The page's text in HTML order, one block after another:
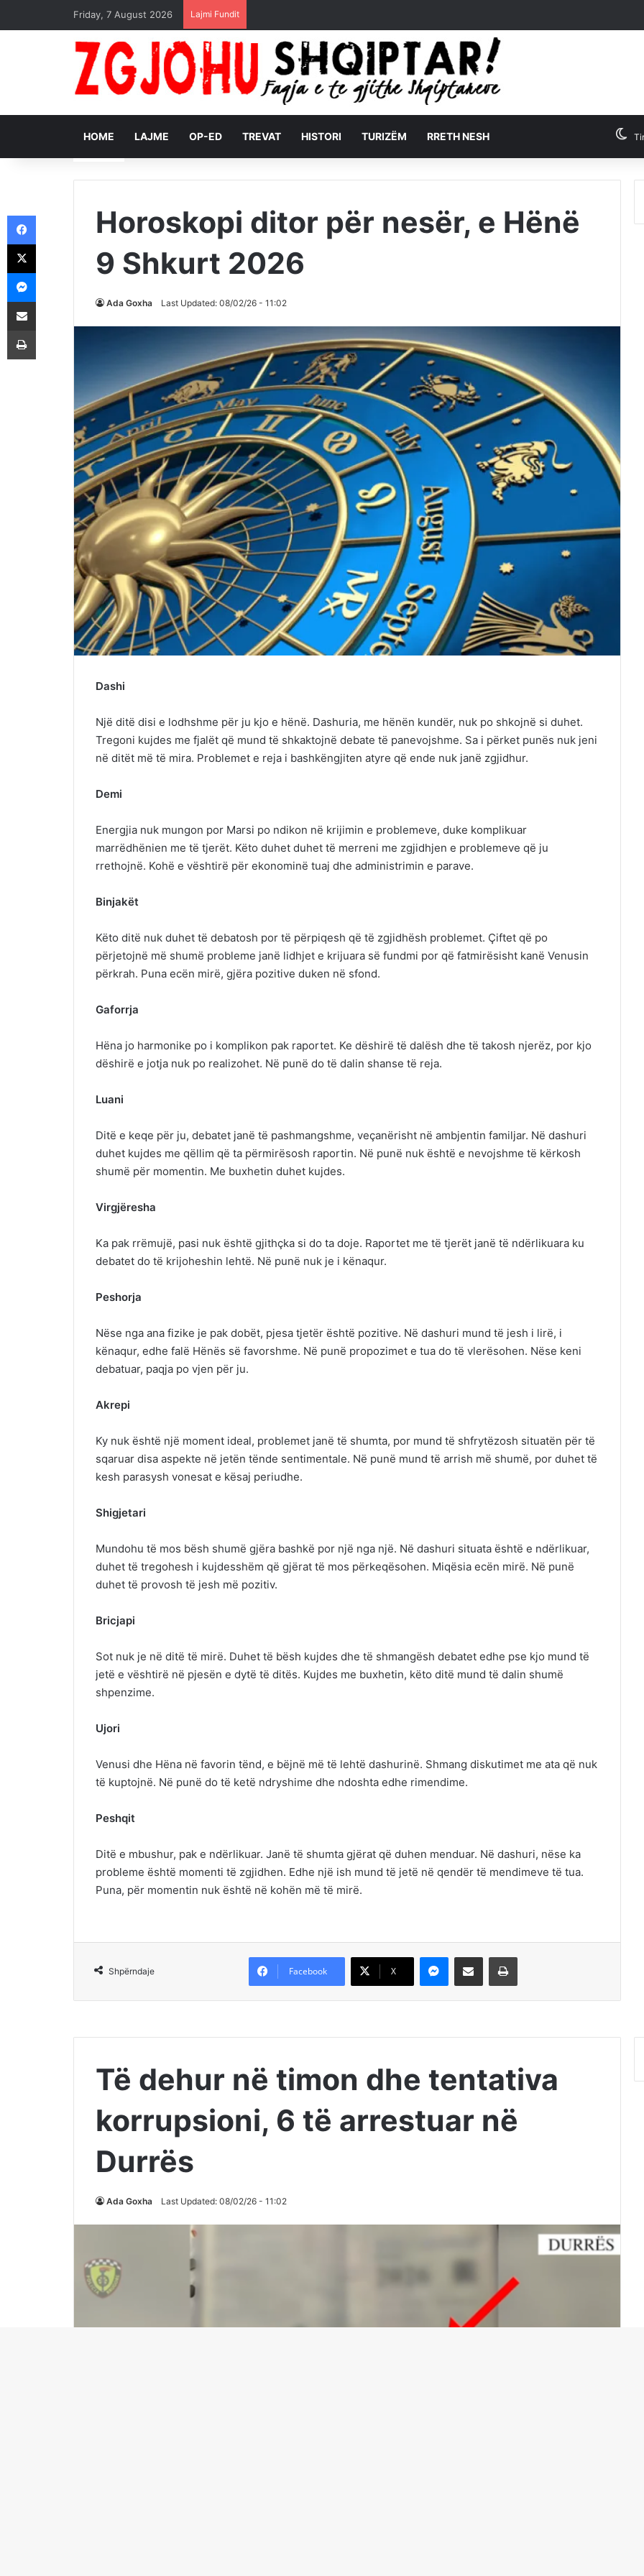
Friday, 7 August 2026 Lajmi Fundit
HOME LAJME OP-ED TREVAT HISTORI TURIZËM RRETH NESH
Horoskopi ditor për nesër, e Hënë
9 Shkurt 2026
Ada Goxha Last Updated: 08/02/26 - 11:02
Dashi
Një ditë disi e lodhshme për ju kjo e hënë. Dashuria, me hënën kundër, nuk po shkojnë si duhet.
Tregoni kujdes me fjalët që mund të shkaktojnë debate të panevojshme. Sa i përket punës nuk jeni
në ditët më të mira. Problemet e reja i bashkëngjiten atyre që ende nuk janë zgjidhur.
Demi
Energjia nuk mungon por Marsi po ndikon në krijimin e problemeve, duke komplikuar
marrëdhënien me të tjerët. Këto duhet duhet të merreni me zgjidhjen e problemeve që ju
rrethojnë. Kohë e vështirë për ekonominë tuaj dhe administrimin e parave.
Binjakët
Këto ditë nuk duhet të debatosh por të përpiqesh që të zgjidhësh problemet. Çiftet që po
përjetojnë më shumë probleme janë lidhjet e krijuara së fundmi por që fatmirësisht kanë Venusin
përkrah. Puna ecën mirë, gjëra pozitive duken në sfond.
Gaforrja
Hëna jo harmonike po i komplikon pak raportet. Ke dëshirë të dalësh dhe të takosh njerëz, por kjo
dëshirë e jotja nuk po realizohet. Në punë do të dalin shanse të reja.
Luani
Ditë e keqe për ju, debatet janë të pashmangshme, veçanërisht në ambjentin familjar. Në dashuri
duhet kujdes me qëllim që ta përmirësosh raportin. Në punë nuk është e nevojshme të kërkosh
shumë për momentin. Me buxhetin duhet kujdes.
Virgjëresha
Ka pak rrëmujë, pasi nuk është gjithçka si do ta doje. Raportet me të tjerët janë të ndërlikuara ku
debatet do të krijoheshin lehtë. Në punë nuk je i kënaqur.
Peshorja
Nëse nga ana fizike je pak dobët, pjesa tjetër është pozitive. Në dashuri mund të jesh i lirë, i
kënaqur, edhe falë Hënës së favorshme. Në punë propozimet e tua do të vlerësohen. Nëse keni
debatuar, paqja po vjen për ju.
Akrepi
Ky nuk është një moment ideal, problemet janë të shumta, por mund të shfrytëzosh situatën për të
sqaruar disa aspekte në jetën tënde sentimentale. Në punë mund të arrish më shumë, por duhet të
kesh parasysh vonesat e kësaj periudhe.
Shigjetari
Mundohu të mos bësh shumë gjëra bashkë por një nga një. Në dashuri situata është e ndërlikuar,
duhet të tregohesh i kujdesshëm që gjërat të mos përkeqësohen. Miqësia ecën mirë. Në punë
duhet të provosh të jesh më pozitiv.
Bricjapi
Sot nuk je në ditë të mirë. Duhet të bësh kujdes dhe të shmangësh debatet edhe pse kjo mund të
jetë e vështirë në pjesën e dytë të ditës. Kujdes me buxhetin, këto ditë mund të dalin shumë
shpenzime.
Ujori
Venusi dhe Hëna në favorin tënd, e bëjnë më të lehtë dashurinë. Shmang diskutimet me ata që nuk
të kuptojnë. Në punë do të ketë ndryshime dhe ndoshta edhe rimendime.
Peshqit
Ditë e mbushur, pak e ndërlikuar. Janë të shumta gjërat që duhen menduar. Në dashuri, nëse ka
probleme është momenti të zgjidhen. Edhe një ish mund të jetë në qendër të mendimeve të tua.
Puna, për momentin nuk është në kohën më të mirë.
Shpërndaje Facebook X
Messenger Shpërndajeni me anë të postës elektronike Printoje